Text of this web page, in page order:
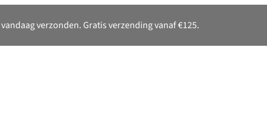
verzonden. Gratis verzending vanaf €125.